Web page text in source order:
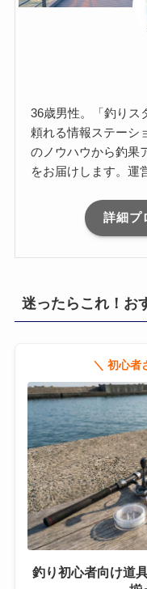
36歳男性。「釣りス
頼れる情報ステーシ
のノウハウから釣果
をお届けします。運
詳細プ
迷ったらこれ！お
＼ 初心者
釣り初心者向け道